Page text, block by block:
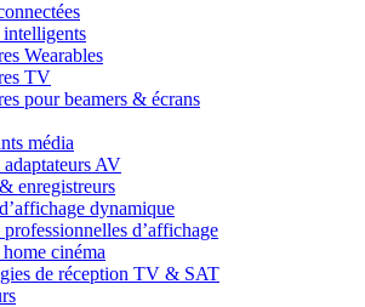
Wearables
TV
pour beamers & écrans
média
AV
enregistreurs
dynamique
d’affichage
cinéma
de réception TV & SAT